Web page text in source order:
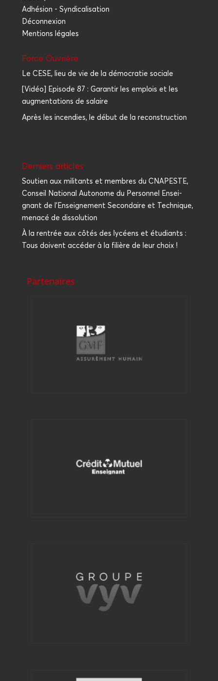
Adhésion - Syndicalisation
Déconnexion
Mentions légales
Force Ouvrière
Le CESE, lieu de vie de la démocratie sociale
[Vidéo] Episode 87 : Garantir les emplois et les
augmentations de salaire
Après les incendies, le début de la reconstruction
Der­niers articles
Sou­tien aux mili­tants et membres du CNAPESTE,
Conseil Natio­nal Auto­nome du Per­son­nel Ensei­
gnant de l’Enseignement Secon­daire et Tech­nique,
mena­cé de dissolution
À la ren­trée aux côtés des lycéens et étu­diants :
Tous doivent accé­der à la filière de leur choix !
Partenaires